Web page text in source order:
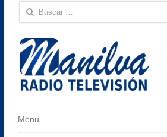
Buscar:
Menu
Menu